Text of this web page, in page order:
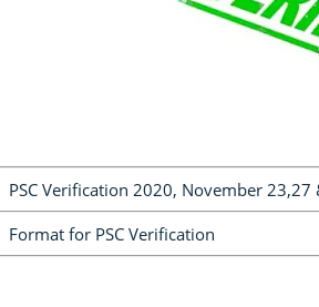
PSC Verification 2020, November 23,27
Format for PSC Verification